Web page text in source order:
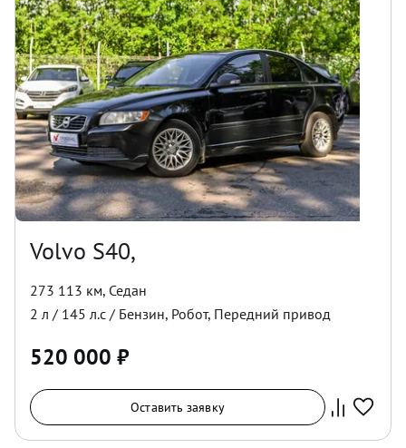
Volvo S40,
273 113 км, Седан
2 л / 145 л.с / Бензин, Робот, Передний привод
520 000 ₽
Оставить заявку